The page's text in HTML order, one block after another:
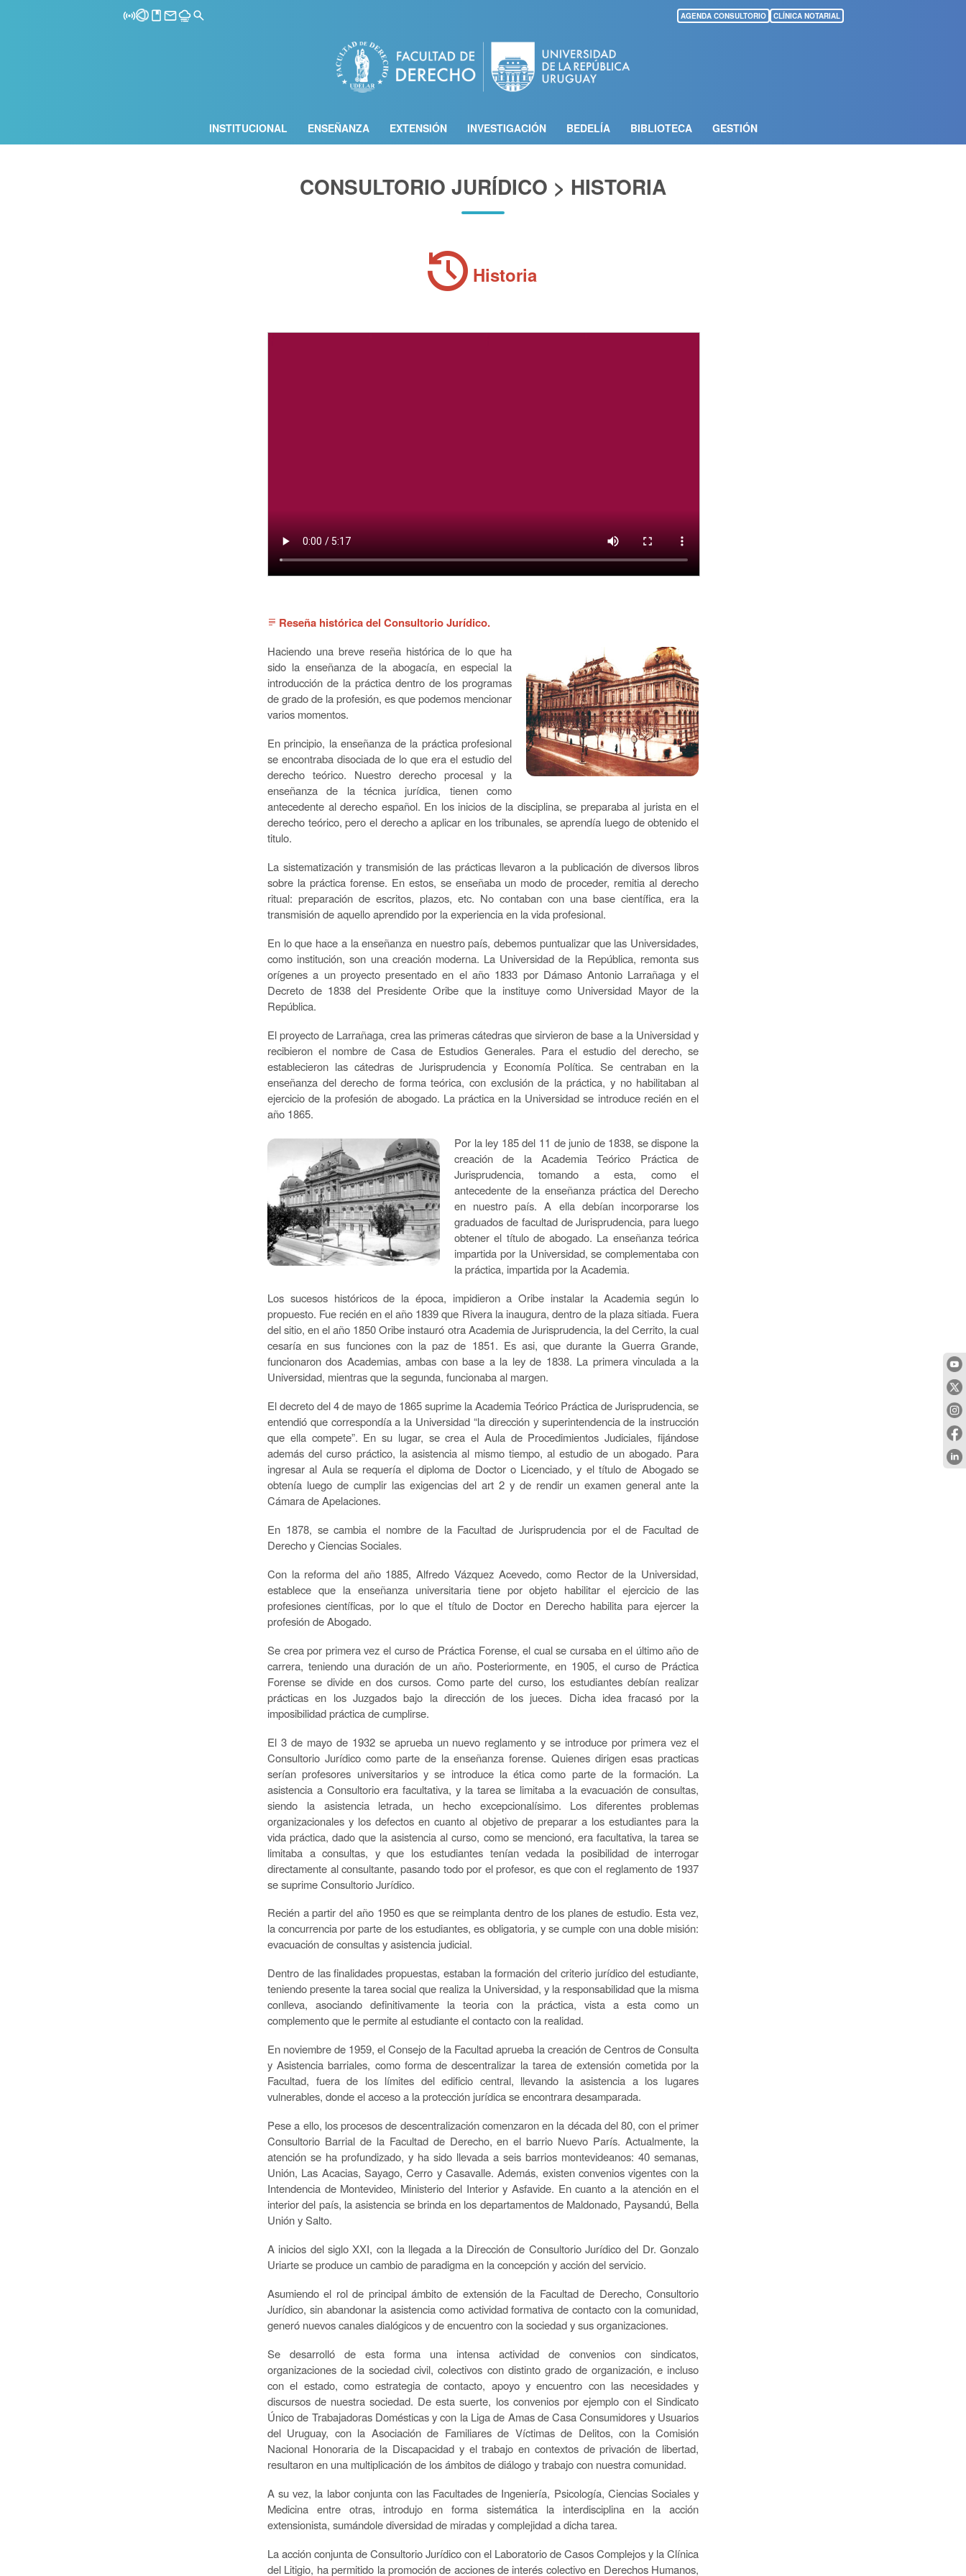
contenido
principal
AGENDA CONSULTORIO CLÍNICA NOTARIAL
INSTITUCIONAL ENSEÑANZA EXTENSIÓN INVESTIGACIÓN BEDELÍA BIBLIOTECA GESTIÓN
CONSULTORIO JURÍDICO > HISTORIA
history Historia
subject Reseña histórica del Consultorio Jurídico.
Haciendo una breve reseña histórica de lo que ha
sido la enseñanza de la abogacía, en especial la
introducción de la práctica dentro de los programas
de grado de la profesión, es que podemos mencionar
varios momentos.
En principio, la enseñanza de la práctica profesional
se encontraba disociada de lo que era el estudio del
derecho teórico. Nuestro derecho procesal y la
enseñanza de la técnica jurídica, tienen como
antecedente al derecho español. En los inicios de la disciplina, se preparaba al jurista en el
derecho teórico, pero el derecho a aplicar en los tribunales, se aprendía luego de obtenido el
titulo.
La sistematización y transmisión de las prácticas llevaron a la publicación de diversos libros
sobre la práctica forense. En estos, se enseñaba un modo de proceder, remitia al derecho
ritual: preparación de escritos, plazos, etc. No contaban con una base científica, era la
transmisión de aquello aprendido por la experiencia en la vida profesional.
En lo que hace a la enseñanza en nuestro país, debemos puntualizar que las Universidades,
como institución, son una creación moderna. La Universidad de la República, remonta sus
orígenes a un proyecto presentado en el año 1833 por Dámaso Antonio Larrañaga y el
Decreto de 1838 del Presidente Oribe que la instituye como Universidad Mayor de la
República.
El proyecto de Larrañaga, crea las primeras cátedras que sirvieron de base a la Universidad y
recibieron el nombre de Casa de Estudios Generales. Para el estudio del derecho, se
establecieron las cátedras de Jurisprudencia y Economía Política. Se centraban en la
enseñanza del derecho de forma teórica, con exclusión de la práctica, y no habilitaban al
ejercicio de la profesión de abogado. La práctica en la Universidad se introduce recién en el
año 1865.
Por la ley 185 del 11 de junio de 1838, se dispone la
creación de la Academia Teórico Práctica de
Jurisprudencia, tomando a esta, como el
antecedente de la enseñanza práctica del Derecho
en nuestro país. A ella debían incorporarse los
graduados de facultad de Jurisprudencia, para luego
obtener el título de abogado. La enseñanza teórica
impartida por la Universidad, se complementaba con
la práctica, impartida por la Academia.
Los sucesos históricos de la época, impidieron a Oribe instalar la Academia según lo
propuesto. Fue recién en el año 1839 que Rivera la inaugura, dentro de la plaza sitiada. Fuera
del sitio, en el año 1850 Oribe instauró otra Academia de Jurisprudencia, la del Cerrito, la cual
cesaría en sus funciones con la paz de 1851. Es asi, que durante la Guerra Grande,
funcionaron dos Academias, ambas con base a la ley de 1838. La primera vinculada a la
Universidad, mientras que la segunda, funcionaba al margen.
El decreto del 4 de mayo de 1865 suprime la Academia Teórico Práctica de Jurisprudencia, se
entendió que correspondía a la Universidad “la dirección y superintendencia de la instrucción
que ella compete”. En su lugar, se crea el Aula de Procedimientos Judiciales, fijándose
además del curso práctico, la asistencia al mismo tiempo, al estudio de un abogado. Para
ingresar al Aula se requería el diploma de Doctor o Licenciado, y el título de Abogado se
obtenía luego de cumplir las exigencias del art 2 y de rendir un examen general ante la
Cámara de Apelaciones.
En 1878, se cambia el nombre de la Facultad de Jurisprudencia por el de Facultad de
Derecho y Ciencias Sociales.
Con la reforma del año 1885, Alfredo Vázquez Acevedo, como Rector de la Universidad,
establece que la enseñanza universitaria tiene por objeto habilitar el ejercicio de las
profesiones científicas, por lo que el título de Doctor en Derecho habilita para ejercer la
profesión de Abogado.
Se crea por primera vez el curso de Práctica Forense, el cual se cursaba en el último año de
carrera, teniendo una duración de un año. Posteriormente, en 1905, el curso de Práctica
Forense se divide en dos cursos. Como parte del curso, los estudiantes debían realizar
prácticas en los Juzgados bajo la dirección de los jueces. Dicha idea fracasó por la
imposibilidad práctica de cumplirse.
El 3 de mayo de 1932 se aprueba un nuevo reglamento y se introduce por primera vez el
Consultorio Jurídico como parte de la enseñanza forense. Quienes dirigen esas practicas
serían profesores universitarios y se introduce la ética como parte de la formación. La
asistencia a Consultorio era facultativa, y la tarea se limitaba a la evacuación de consultas,
siendo la asistencia letrada, un hecho excepcionalísimo. Los diferentes problemas
organizacionales y los defectos en cuanto al objetivo de preparar a los estudiantes para la
vida práctica, dado que la asistencia al curso, como se mencionó, era facultativa, la tarea se
limitaba a consultas, y que los estudiantes tenían vedada la posibilidad de interrogar
directamente al consultante, pasando todo por el profesor, es que con el reglamento de 1937
se suprime Consultorio Jurídico.
Recién a partir del año 1950 es que se reimplanta dentro de los planes de estudio. Esta vez,
la concurrencia por parte de los estudiantes, es obligatoria, y se cumple con una doble misión:
evacuación de consultas y asistencia judicial.
Dentro de las finalidades propuestas, estaban la formación del criterio jurídico del estudiante,
teniendo presente la tarea social que realiza la Universidad, y la responsabilidad que la misma
conlleva, asociando definitivamente la teoria con la práctica, vista a esta como un
complemento que le permite al estudiante el contacto con la realidad.
En noviembre de 1959, el Consejo de la Facultad aprueba la creación de Centros de Consulta
y Asistencia barriales, como forma de descentralizar la tarea de extensión cometida por la
Facultad, fuera de los límites del edificio central, llevando la asistencia a los lugares
vulnerables, donde el acceso a la protección jurídica se encontrara desamparada.
Pese a ello, los procesos de descentralización comenzaron en la década del 80, con el primer
Consultorio Barrial de la Facultad de Derecho, en el barrio Nuevo París. Actualmente, la
atención se ha profundizado, y ha sido llevada a seis barrios montevideanos: 40 semanas,
Unión, Las Acacias, Sayago, Cerro y Casavalle. Además, existen convenios vigentes con la
Intendencia de Montevideo, Ministerio del Interior y Asfavide. En cuanto a la atención en el
interior del país, la asistencia se brinda en los departamentos de Maldonado, Paysandú, Bella
Unión y Salto.
A inicios del siglo XXI, con la llegada a la Dirección de Consultorio Jurídico del Dr. Gonzalo
Uriarte se produce un cambio de paradigma en la concepción y acción del servicio.
Asumiendo el rol de principal ámbito de extensión de la Facultad de Derecho, Consultorio
Jurídico, sin abandonar la asistencia como actividad formativa de contacto con la comunidad,
generó nuevos canales dialógicos y de encuentro con la sociedad y sus organizaciones.
Se desarrolló de esta forma una intensa actividad de convenios con sindicatos,
organizaciones de la sociedad civil, colectivos con distinto grado de organización, e incluso
con el estado, como estrategia de contacto, apoyo y encuentro con las necesidades y
discursos de nuestra sociedad. De esta suerte, los convenios por ejemplo con el Sindicato
Único de Trabajadoras Domésticas y con la Liga de Amas de Casa Consumidores y Usuarios
del Uruguay, con la Asociación de Familiares de Víctimas de Delitos, con la Comisión
Nacional Honoraria de la Discapacidad y el trabajo en contextos de privación de libertad,
resultaron en una multiplicación de los ámbitos de diálogo y trabajo con nuestra comunidad.
A su vez, la labor conjunta con las Facultades de Ingeniería, Psicología, Ciencias Sociales y
Medicina entre otras, introdujo en forma sistemática la interdisciplina en la acción
extensionista, sumándole diversidad de miradas y complejidad a dicha tarea.
La acción conjunta de Consultorio Jurídico con el Laboratorio de Casos Complejos y la Clínica
del Litigio, ha permitido la promoción de acciones de interés colectivo en Derechos Humanos,